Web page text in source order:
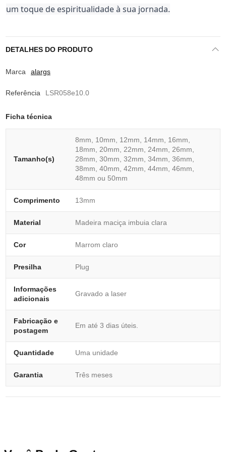
um toque de espiritualidade à sua jornada.
DETALHES DO PRODUTO
Marca alargs
Referência LSR058e10.0
Ficha técnica
Tamanho(s)
8mm, 10mm, 12mm, 14mm, 16mm,
18mm, 20mm, 22mm, 24mm, 26mm,
28mm, 30mm, 32mm, 34mm, 36mm,
38mm, 40mm, 42mm, 44mm, 46mm,
48mm ou 50mm
Comprimento 13mm
Material Madeira maciça imbuia clara
Cor Marrom claro
Presilha Plug
Informações
adicionais
Gravado a laser
Fabricação e
postagem
Em até 3 dias úteis.
Quantidade Uma unidade
Garantia Três meses